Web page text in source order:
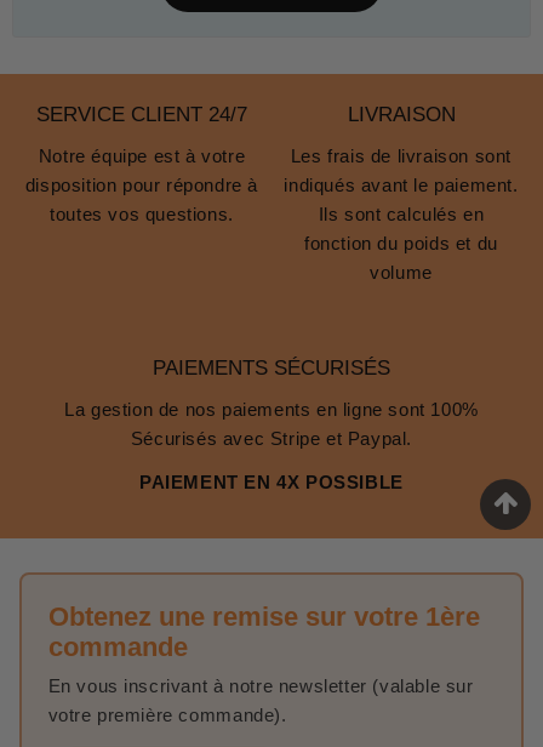
SERVICE CLIENT 24/7
Notre équipe est à votre
disposition pour répondre à
toutes vos questions.
LIVRAISON
Les frais de livraison sont
indiqués avant le paiement.
Ils sont calculés en
fonction du poids et du
volume
PAIEMENTS SÉCURISÉS
La gestion de nos paiements en ligne sont 100%
Sécurisés avec Stripe et Paypal.
PAIEMENT EN 4X POSSIBLE
Obtenez une remise sur votre 1ère
commande
En vous inscrivant à notre newsletter (valable sur
votre première commande).